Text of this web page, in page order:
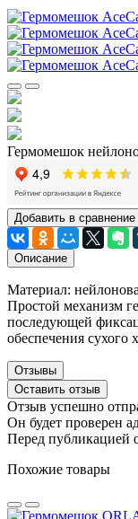
Гермомешок
Добавить в сравнение
Описание
Материал:
Простой механизм
последующей
обеспечения сухого
Отзывы
Оставить отзыв
Отзыв успешно
Он будет проверен
Перед публикацией
Похожие товары